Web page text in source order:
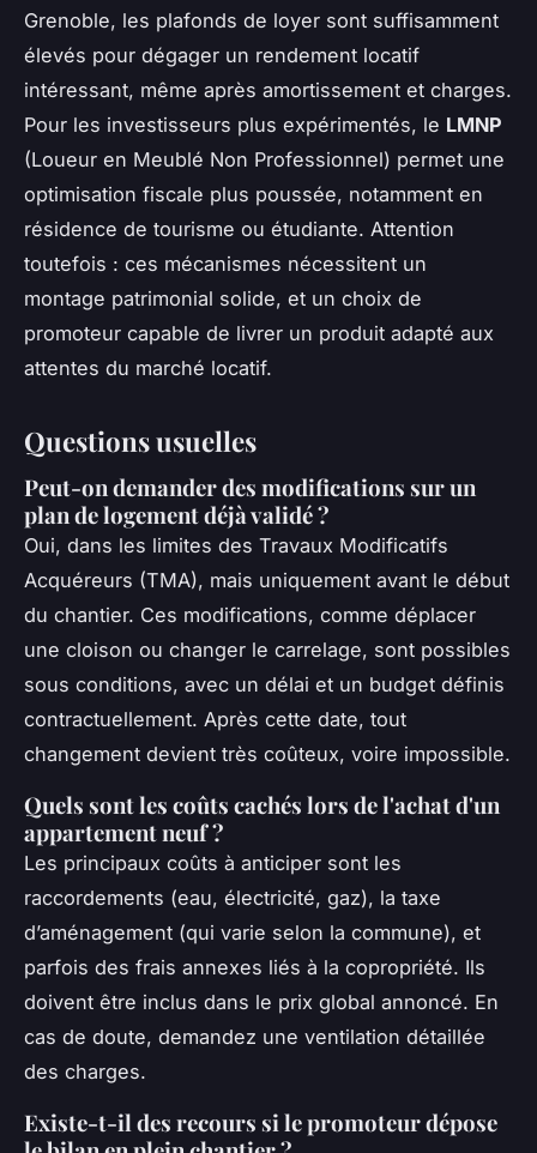
Grenoble, les plafonds de loyer sont suffisamment
élevés pour dégager un rendement locatif
intéressant, même après amortissement et charges.
Pour les investisseurs plus expérimentés, le LMNP
(Loueur en Meublé Non Professionnel) permet une
optimisation fiscale plus poussée, notamment en
résidence de tourisme ou étudiante. Attention
toutefois : ces mécanismes nécessitent un
montage patrimonial solide, et un choix de
promoteur capable de livrer un produit adapté aux
attentes du marché locatif.
Questions usuelles
Peut-on demander des modifications sur un
plan de logement déjà validé ?
Oui, dans les limites des Travaux Modificatifs
Acquéreurs (TMA), mais uniquement avant le début
du chantier. Ces modifications, comme déplacer
une cloison ou changer le carrelage, sont possibles
sous conditions, avec un délai et un budget définis
contractuellement. Après cette date, tout
changement devient très coûteux, voire impossible.
Quels sont les coûts cachés lors de l'achat d'un
appartement neuf ?
Les principaux coûts à anticiper sont les
raccordements (eau, électricité, gaz), la taxe
d’aménagement (qui varie selon la commune), et
parfois des frais annexes liés à la copropriété. Ils
doivent être inclus dans le prix global annoncé. En
cas de doute, demandez une ventilation détaillée
des charges.
Existe-t-il des recours si le promoteur dépose